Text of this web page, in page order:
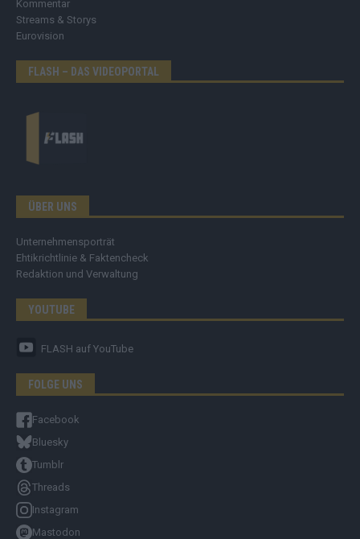
Kommentar
Streams & Storys
Eurovision
FLASH – DAS VIDEOPORTAL
ÜBER UNS
Unternehmensporträt
Ehtikrichtlinie & Faktencheck
Redaktion und Verwaltung
YOUTUBE
FLASH auf YouTube
FOLGE UNS
Facebook
Bluesky
Tumblr
Threads
Instagram
Mastodon